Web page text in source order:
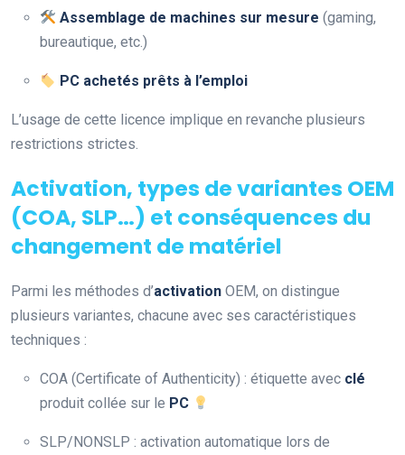
Assemblage de machines sur mesure (gaming,
bureautique, etc.)
PC achetés prêts à l’emploi
L’usage de cette licence implique en revanche plusieurs
restrictions strictes.
Activation, types de variantes OEM
(COA, SLP…) et conséquences du
changement de matériel
Parmi les méthodes d’activation OEM, on distingue
plusieurs variantes, chacune avec ses caractéristiques
techniques :
COA (Certificate of Authenticity) : étiquette avec clé
produit collée sur le PC
SLP/NONSLP : activation automatique lors de